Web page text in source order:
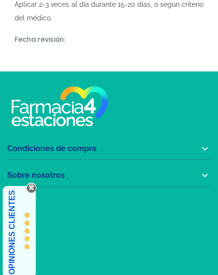
Aplicar 2-3 veces al día durante 15-20 días, o según criterio
del médico.
Fecha revisión:
Condiciones de compra 
Sobre nosotros 
OPINIONES CLIENTES